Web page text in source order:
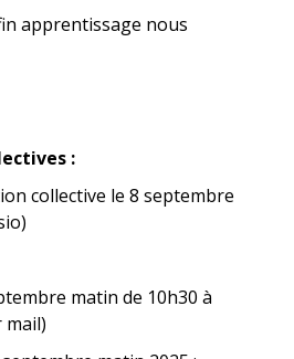
apprentissage nous
:
collective le 8 septembre
matin de 10h30 à
mail)